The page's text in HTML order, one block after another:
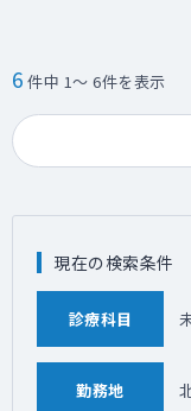
6 件中 1～ 6件を表示
現在の検索条件
診療科目
勤務地